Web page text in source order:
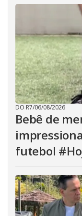
DO R7/06/08/2026
Bebê de
futebol